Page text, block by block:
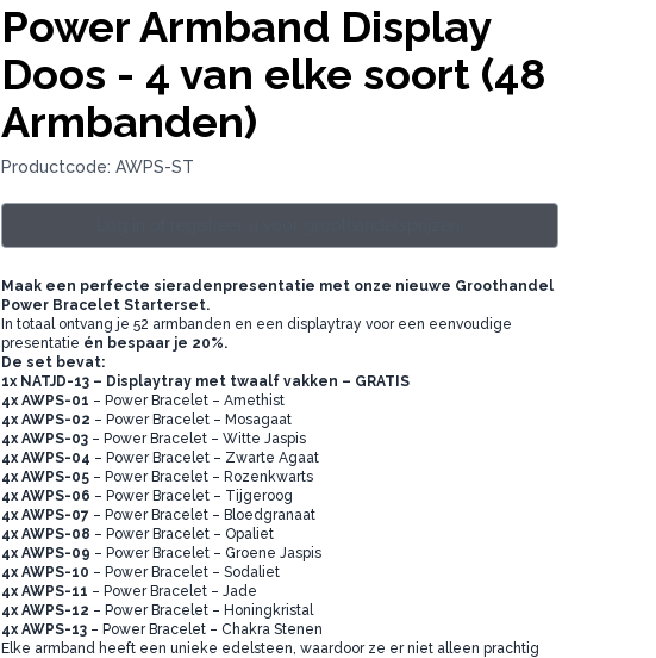
Power Armband Display
Doos - 4 van elke soort (48
Armbanden)
Productcode: AWPS-ST
Maak een perfecte sieradenpresentatie met onze nieuwe Groothandel
Power Bracelet Starterset.
In totaal ontvang je 52 armbanden en een displaytray voor een eenvoudige
presentatie én bespaar je 20%.
De set bevat:
1x NATJD-13 – Displaytray met twaalf vakken – GRATIS
4x AWPS-01 – Power Bracelet – Amethist
4x AWPS-02 – Power Bracelet – Mosagaat
4x AWPS-03– Power Bracelet – Witte Jaspis
4x AWPS-04 – Power Bracelet – Zwarte Agaat
4x AWPS-05 – Power Bracelet – Rozenkwarts
4x AWPS-06 – Power Bracelet – Tijgeroog
4x AWPS-07– Power Bracelet – Bloedgranaat
4x AWPS-08 – Power Bracelet – Opaliet
4x AWPS-09 – Power Bracelet – Groene Jaspis
4x AWPS-10 – Power Bracelet – Sodaliet
4x AWPS-11 – Power Bracelet – Jade
4x AWPS-12 – Power Bracelet – Honingkristal
4x AWPS-13 – Power Bracelet – Chakra Stenen
Elke armband heeft een unieke edelsteen, waardoor ze er niet alleen prachtig